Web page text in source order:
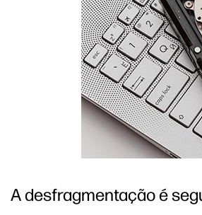
A desfragmentação é